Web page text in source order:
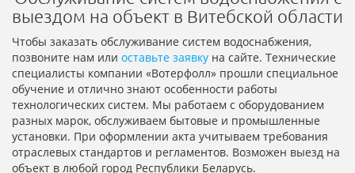
выездом на объект в Витебской области
Чтобы заказать обслуживание систем водоснабжения,
позвоните нам или оставьте заявку на сайте. Технические
специалисты компании «Вотерфолл» прошли специальное
обучение и отлично знают особенности работы
технологических систем. Мы работаем с оборудованием
разных марок, обслуживаем бытовые и промышленные
установки. При оформлении акта учитываем требования
отраслевых стандартов и регламентов. Возможен выезд на
объект в любой город Республики Беларусь.